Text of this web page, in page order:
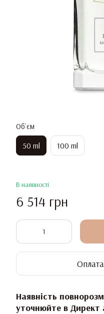
Об`єм
50 ml 100 ml
В наявності
6 514 грн
Наявність
уточнюйте в Директ